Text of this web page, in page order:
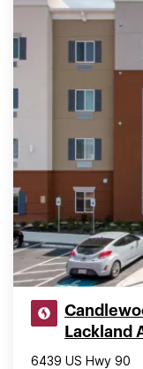
Lackland
6439 US Hwy 90